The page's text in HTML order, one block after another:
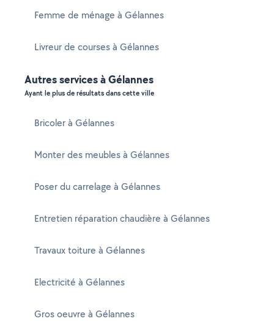
Femme de ménage à Gélannes
Livreur de courses à Gélannes
Autres services à Gélannes
Ayant le plus de résultats dans cette ville
Bricoler à Gélannes
Monter des meubles à Gélannes
Poser du carrelage à Gélannes
Entretien réparation chaudière à Gélannes
Travaux toiture à Gélannes
Electricité à Gélannes
Gros oeuvre à Gélannes